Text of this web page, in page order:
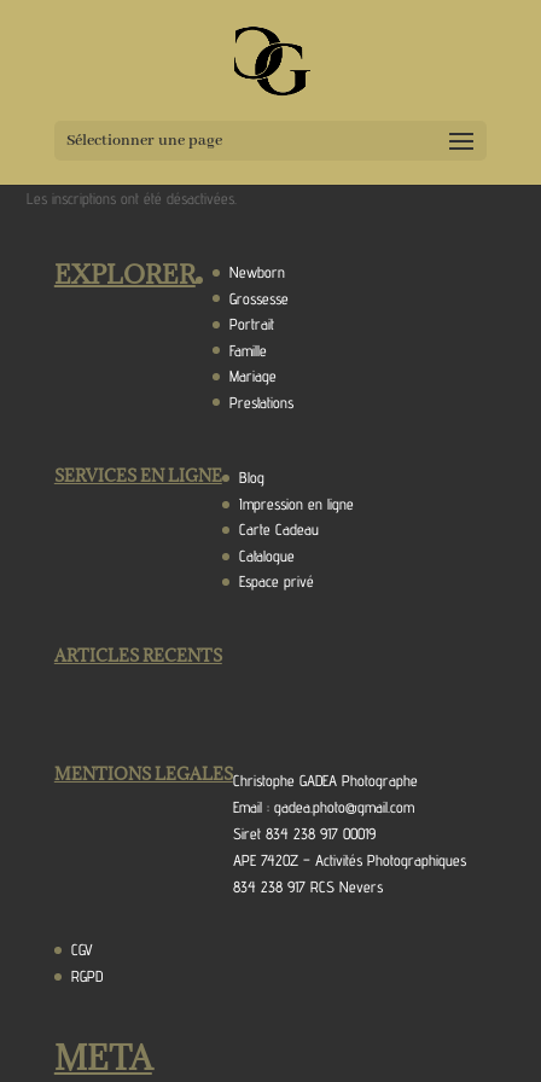
Sélectionner une page
Les inscriptions ont été désactivées.
EXPLORER
Newborn
Grossesse
Portrait
Famille
Mariage
Prestations
SERVICES EN LIGNE
Blog
Impression en ligne
Carte Cadeau
Catalogue
Espace privé
ARTICLES RECENTS
MENTIONS LEGALESChristophe GADEA Photographe
Email : gadea.photo@gmail.com
Siret 834 238 917 00019
APE 7420Z – Activités Photographiques
834 238 917 RCS Nevers
CGV
RGPD
META